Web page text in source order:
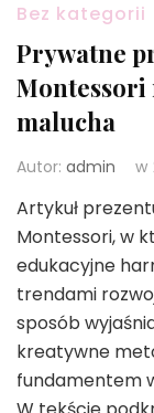
Bez kategorii
Prywatne
Montessori
malucha
Autor: admin w
Artykuł
Montessori, w
edukacyjne
trendami
sposób
kreatywne
fundamentem